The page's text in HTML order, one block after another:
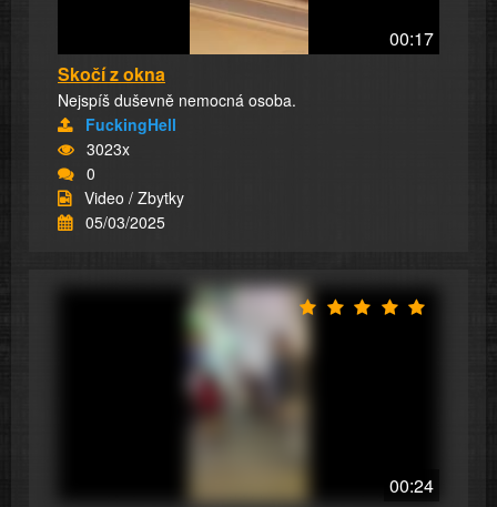
00:17
Skočí z okna
Nejspíš duševně nemocná osoba.
FuckingHell
3023x
0
Video / Zbytky
05/03/2025
00:24